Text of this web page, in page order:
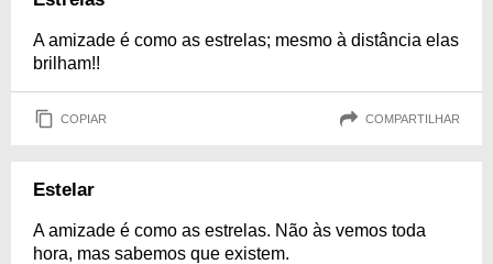
A amizade é como as estrelas; mesmo à distância elas
brilham!!
COPIAR COMPARTILHAR
Estelar
A amizade é como as estrelas. Não às vemos toda
hora, mas sabemos que existem.